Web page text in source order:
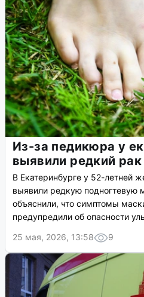
Из-за педикюра у
выявили редкий рак
В Екатеринбурге у 52-летней
выявили редкую подногтевую
объяснили, что симптомы
предупредили об опасности
25 мая, 2026, 13:58
9